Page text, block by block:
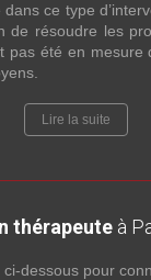
ce type
de résoudre les
pas été en
Lire la suite
thérapeute à
dessous pour